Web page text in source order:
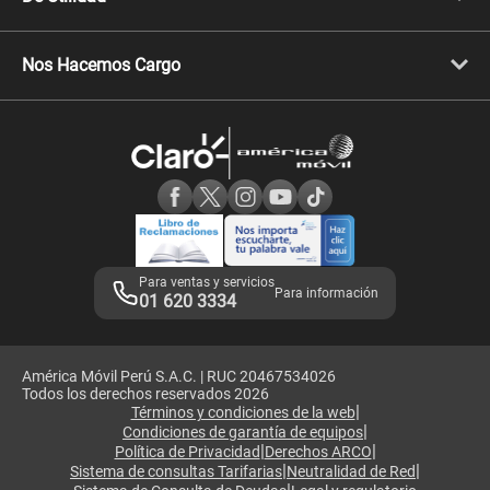
Celulares Samsung
Celulares Motorola
Llamada por llamada
Comprobantes electrónicos
Consulta de IMEI
Nos Hacemos Cargo
Consulta de reclamos
Adquirientes iPhone 6, 6S y SE
Mensaje de Seguridad
Términos y Condiciones de Tienda Claro
Libro de Reclamaciones
Legales de marketplace
Para ventas y servicios
01 620 3334 Para información
América Móvil Perú S.A.C. | RUC 20467534026
Todos los derechos reservados 2026
Términos y condiciones de la web|
Condiciones de garantía de equipos
Política de Privacidad Derechos ARCO
Sistema de consultas Tarifarias Neutralidad de Red